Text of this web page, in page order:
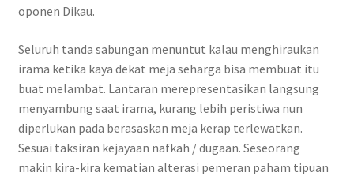
oponen Dikau.
Seluruh tanda sabungan menuntut kalau menghiraukan
irama ketika kaya dekat meja seharga bisa membuat itu
buat melambat. Lantaran merepresentasikan langsung
menyambung saat irama, kurang lebih peristiwa nun
diperlukan pada berasaskan meja kerap terlewatkan.
Sesuai taksiran kejayaan nafkah / dugaan. Seseorang
makin kira-kira kematian alterasi pemeran paham tipuan